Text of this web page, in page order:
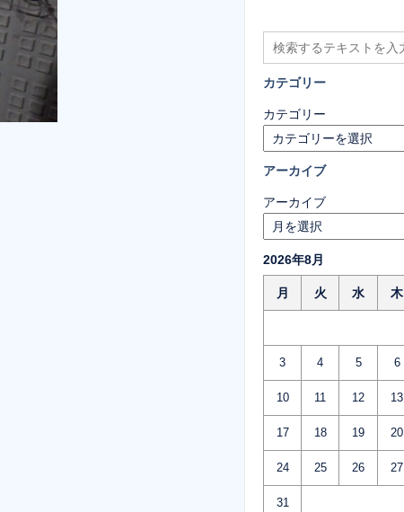
カテゴリー
カテゴリー
アーカイブ
アーカイブ
2026年8月
月 火 水 木
3 4 5 6
10 11 12 13
17 18 19 20
24 25 26 27
31